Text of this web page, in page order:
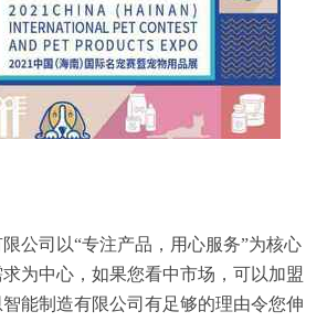
公司以“专注产品，用心服务”为核心
为中心，如果您看中市场，可以加盟
能制造有限公司有足够的理由令您伸